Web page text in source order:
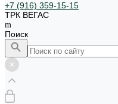
+7 (916) 359-15-15
ТРК ВЕГАС
Поиск